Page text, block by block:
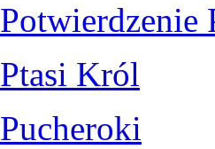
Ptasi Król
Pucheroki